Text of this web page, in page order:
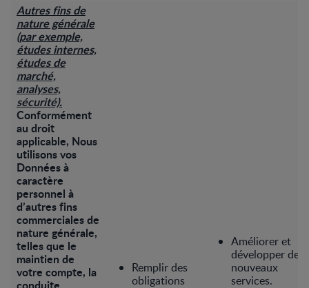
Autres fins de
nature générale
(par exemple,
études internes,
études de
marché,
analyses,
sécurité).
Conformément
au droit
applicable, Nous
utilisons vos
Données à
caractère
personnel à
d’autres fins
commerciales de
nature générale,
telles que le
maintien de
votre compte, la
Remplir des
obligations
Améliorer et
développer de
nouveaux
services.